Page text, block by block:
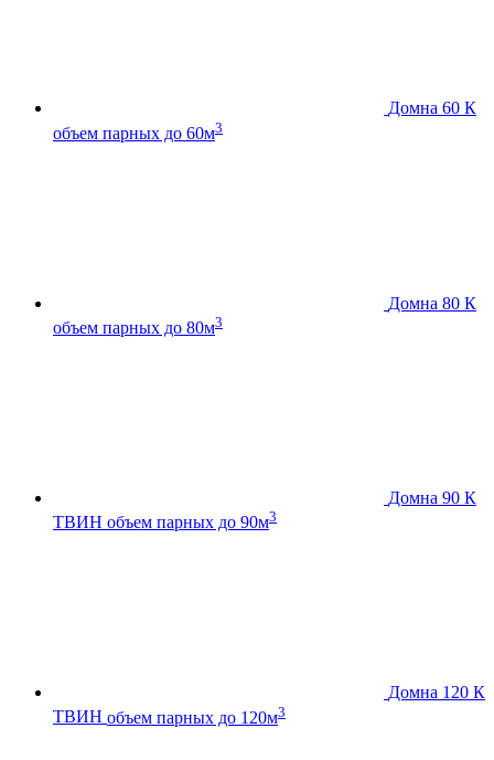
Домна 60 К
объем парных до 60м3
Домна 80 К
объем парных до 80м3
Домна 90 К
ТВИН объем парных до 90м3
Домна 120 К
ТВИН объем парных до 120м3